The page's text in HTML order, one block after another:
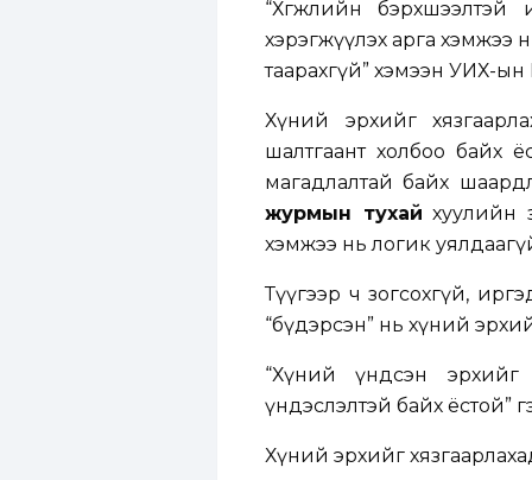
“Хөгжлийн
хэрэгжүүлэх арга хэмжээ
таарахгүй” хэмээн УИХ-
Хүний эрхийг
шалтгаант холбоо байх
магадлалтай байх
журмын тухай хуулийн
хэмжээ нь логик
Түүгээр ч зогсохгүй,
“бүдэрсэн” нь хүний
“Хүний үндсэн эрхийг
үндэслэлтэй байх ёстой”
Хүний эрхийг